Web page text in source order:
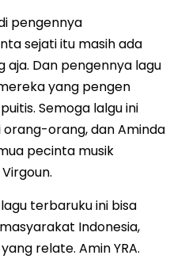
pengennya
sejati itu masih ada
aja. Dan pengennya lagu
yang pengen
Semoga lalgu ini
orang, dan Aminda
pecinta musik
terbaruku ini bisa
Indonesia,
relate. Amin YRA.